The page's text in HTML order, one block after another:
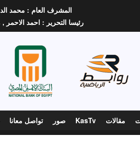
المشرف العام : محمد
رئيسا التحرير : احمد الاحمر ,
مقالات KasTv صور تواصل معانا